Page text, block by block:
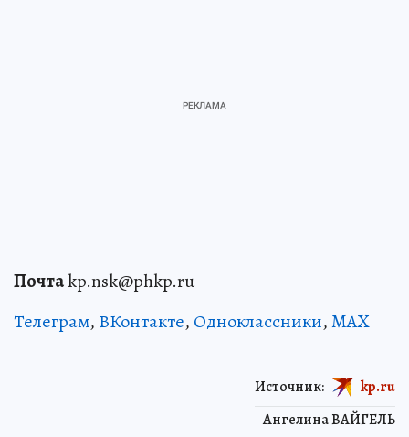
Почтаkp.nsk@phkp.ru
Телеграм, ВКонтакте, Одноклассники,MAX
Ангелина ВАЙГЕЛЬ
Источник: kp.ru